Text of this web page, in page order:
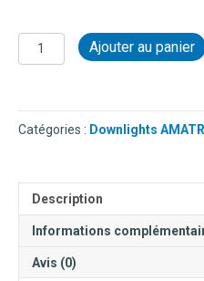
quantité
de
DOWNLIGHTS
AMATRIS
8434151
Ajouter au panier
Catégories : Downlights
Description
Informations
Avis (0)